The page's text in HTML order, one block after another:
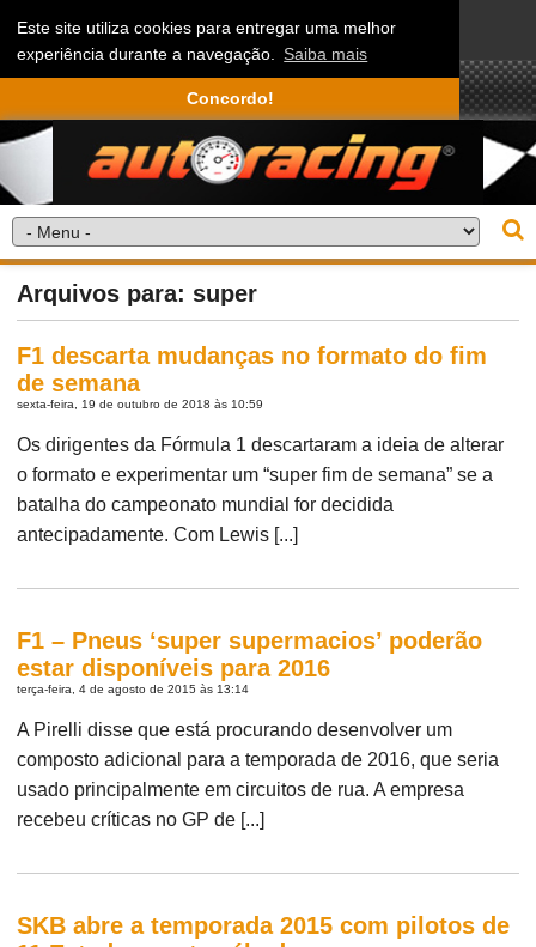
Este site utiliza cookies para entregar uma melhor
experiência durante a navegação. Saiba mais
Concordo!
Arquivos para: super
F1 descarta mudanças no formato do fim
de semana
sexta-feira, 19 de outubro de 2018 às 10:59
Os dirigentes da Fórmula 1 descartaram a ideia de alterar
o formato e experimentar um “super fim de semana” se a
batalha do campeonato mundial for decidida
antecipadamente. Com Lewis [...]
F1 – Pneus ‘super supermacios’ poderão
estar disponíveis para 2016
terça-feira, 4 de agosto de 2015 às 13:14
A Pirelli disse que está procurando desenvolver um
composto adicional para a temporada de 2016, que seria
usado principalmente em circuitos de rua. A empresa
recebeu críticas no GP de [...]
SKB abre a temporada 2015 com pilotos de